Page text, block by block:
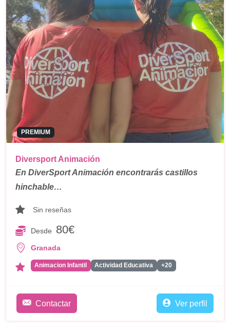
PREMIUM
Diversport Animación
En DiverSport Animación encontrarás castillos
hinchable…
Sin reseñas
Desde 80€
Granada
Animacion Infantil Actividad Educativa +20
Contactar Ver perfil